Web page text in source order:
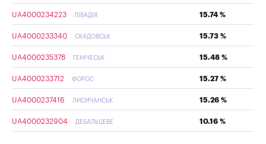
UA4000234223 ЛІВАДІЯ 15.74 %
UA4000233340 СКАДОВСЬК 15.73 %
UA4000235378 ГЕНІЧЕСЬК 15.48 %
UA4000233712 ФОРОС 15.27 %
UA4000237416 ЛИСИЧАНСЬК 15.26 %
UA4000232904 ДЕБАЛЬЦЕВЕ 10.16 %